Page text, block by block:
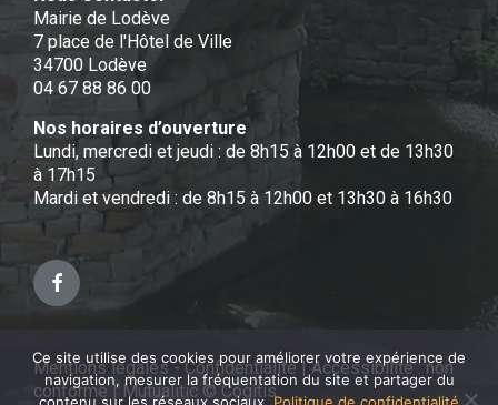
Mairie de Lodève
7 place de l'Hôtel de Ville
34700 Lodève
04 67 88 86 00
Nos horaires d’ouverture
Lundi, mercredi et jeudi : de 8h15 à 12h00 et de 13h30
à 17h15
Mardi et vendredi : de 8h15 à 12h00 et 13h30 à 16h30
Facebook
Mentions légales - Confidentialité|Accessibilité : non
conforme| Mutualitic © Cogitis
Ce site utilise des cookies pour améliorer votre expérience de
navigation, mesurer la fréquentation du site et partager du